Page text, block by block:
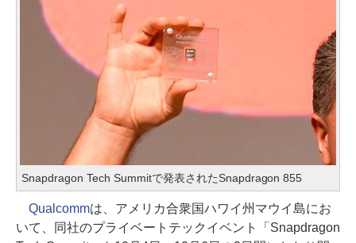
Snapdragon Tech Summitで発表されたSnapdragon 855
Qualcommは、アメリカ合衆国ハワイ州マウイ島にお
いて、同社のプライベートテックイベント「Snapdragon